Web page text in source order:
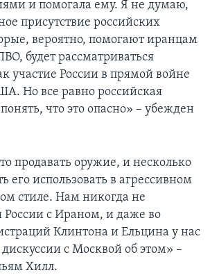
и помогала ему. Я не думаю,
присутствие российских
вероятно, помогают иранцам
будет рассматриваться
участие России в прямой войне
Но все равно российская
что это опасно» – убежден
продавать оружие, и несколько
его использовать в агрессивном
стиле. Нам никогда не
России с Ираном, и даже во
Клинтона и Ельцина у нас
с Москвой об этом» –
Хилл.